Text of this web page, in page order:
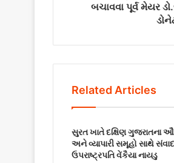
બચાવવા પૂર્વ મેયર
Related Articles
સુરત ખાતે દક્ષિણ ગુજરાતના
અને વ્યાપારી સમૂહો સાથે
ઉપરાષ્ટ્રપતિ વેંકૈયા નાયડુ